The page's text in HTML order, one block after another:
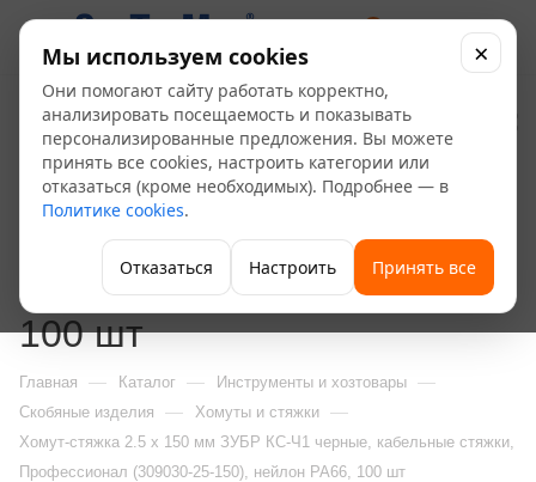
Хомут-стяжка 2.5 x 150
мм ЗУБР КС-Ч1 черные,
кабельные стяжки,
Профессионал (309030-
25-150), нейлон РА66,
100 шт
Главная — Каталог — Инструменты и хозтовары —
Скобяные изделия — Хомуты и стяжки —
Хомут-стяжка 2.5 x 150 мм ЗУБР КС-Ч1 черные, кабельные стяжки,
Профессионал (309030-25-150), нейлон РА66, 100 шт
Мы используем cookies
Они помогают сайту работать корректно,
анализировать посещаемость и показывать
персонализированные предложения. Вы можете
принять все cookies, настроить категории или
отказаться (кроме необходимых). Подробнее — в
Политике cookies.
Отказаться Настроить Принять все
×